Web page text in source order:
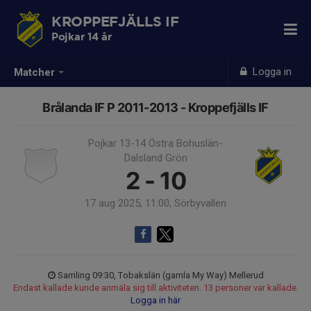
Matcher Logga in
KROPPEFJÄLLS IF
Pojkar 14 år
Brålanda IF P 2011-2013 - Kroppefjälls IF
Pojkar 13-14 Östra Bohuslän-
Dalsland Grön
2 - 10
17 aug 2025, 11:00, Sörbyvallen
Samling 09:30, Tobakslän (gamla My Way) Mellerud
Endast kallade kunde anmäla sig till aktiviteten. 13 personer var kallade.
Logga in här